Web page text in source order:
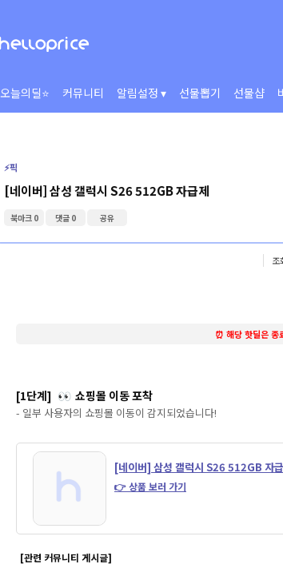
오늘의딜⭐ 커뮤니티 알림설정 ▾ 선물뽑기 선물샵
⚡️픽
[네이버] 삼성 갤럭시 S26 512GB 자급제
북마크 0 댓글 0 공유
조
⏰ 해당 핫딜은 종
[1단계] 👀 쇼핑몰 이동 포착
- 일부 사용자의 쇼핑몰 이동이 감지되었습니다!
[네이버] 삼성 갤럭시 S26 512GB 자
👉 상품 보러 가기
[관련 커뮤니티 게시글]